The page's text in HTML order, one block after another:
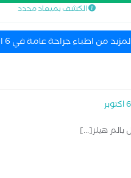
الكشف بميعاد محدد
من اطباء جراحة عامة في 6 اكتوبر
6 اكتوبر
هيلز[...]